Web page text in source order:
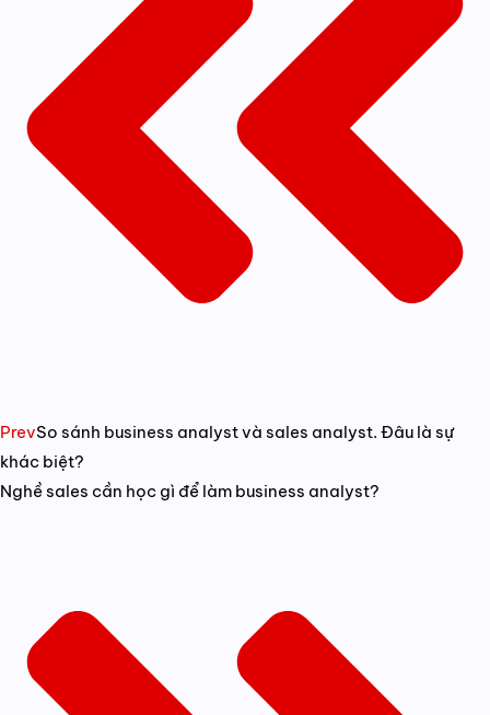
PrevSo sánh business analyst và sales analyst. Đâu là sự
khác biệt?
Nghề sales cần học gì để làm business analyst?